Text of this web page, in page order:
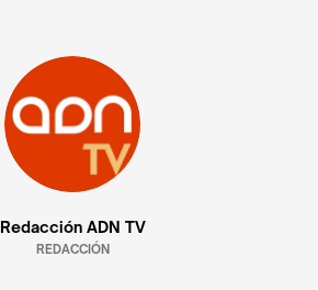
Redacción ADN TV
REDACCIÓN